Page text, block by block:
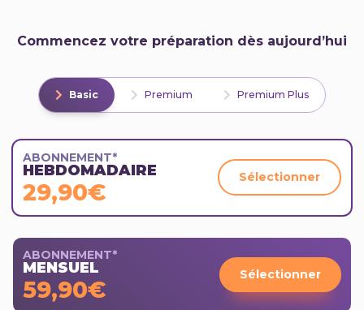
Commencez votre préparation dès aujourd’hui
Basic Premium Premium Plus
ABONNEMENT*
HEBDOMADAIRE
29,90€
Sélectionner
ABONNEMENT*
MENSUEL
59,90€
Sélectionner